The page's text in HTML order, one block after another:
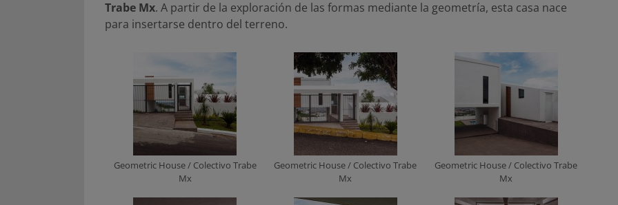
Trabe Mx. A partir de la exploración de las formas mediante la geometría, esta casa nace
para insertarse dentro del terreno.
Geometric House / Colectivo Trabe
Mx
Geometric House / Colectivo Trabe
Mx
Geometric House / Colectivo Trabe
Mx